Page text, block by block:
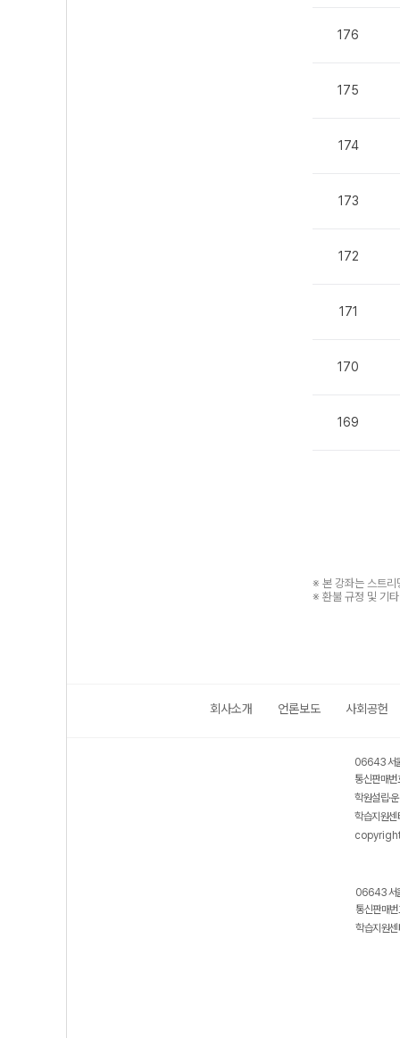
176
175
174
173
172
171
170
169
※ 본 강좌는 스트리
※ 환불 규정 및 기
회사소개 언론보도 사회공헌
06643 서
통신판매
학원설립·
학습지원
06643 서
통신판매
학습지원